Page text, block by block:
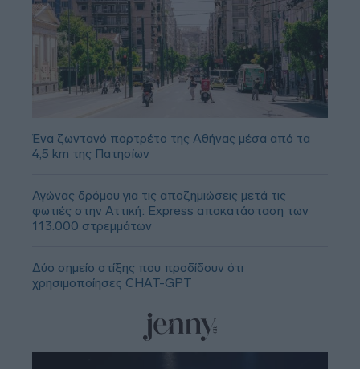
Ένα ζωντανό πορτρέτο της Αθήνας μέσα από τα
4,5 km της Πατησίων
Αγώνας δρόμου για τις αποζημιώσεις μετά τις
φωτιές στην Αττική: Express αποκατάσταση των
113.000 στρεμμάτων
Δύο σημείο στίξης που προδίδουν ότι
χρησιμοποίησες CHAT-GPT